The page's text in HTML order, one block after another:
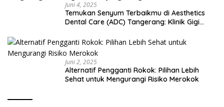
Juni 4, 2025
Temukan Senyum Terbaikmu di Aesthetics
Dental Care (ADC) Tangerang: Klinik Gigi
Juni 2, 2025
Alternatif Pengganti Rokok: Pilihan Lebih
Sehat untuk Mengurangi Risiko Merokok